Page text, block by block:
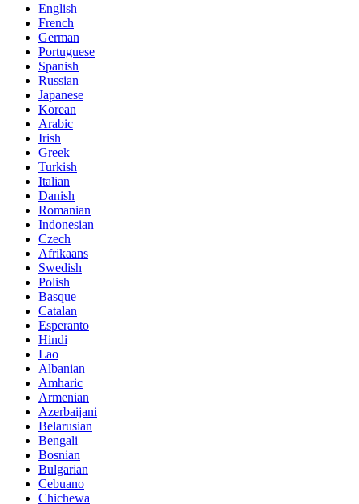
English
French
German
Portuguese
Spanish
Russian
Japanese
Korean
Arabic
Irish
Greek
Turkish
Italian
Danish
Romanian
Indonesian
Czech
Afrikaans
Swedish
Polish
Basque
Catalan
Esperanto
Hindi
Lao
Albanian
Amharic
Armenian
Azerbaijani
Belarusian
Bengali
Bosnian
Bulgarian
Cebuano
Chichewa